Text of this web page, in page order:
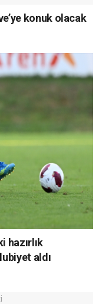
konuk olacak
hazırlık
aldı